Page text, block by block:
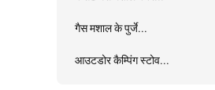
गैस मशाल के पुर्जे...
आउटडोर कैम्पिंग स्टोव...